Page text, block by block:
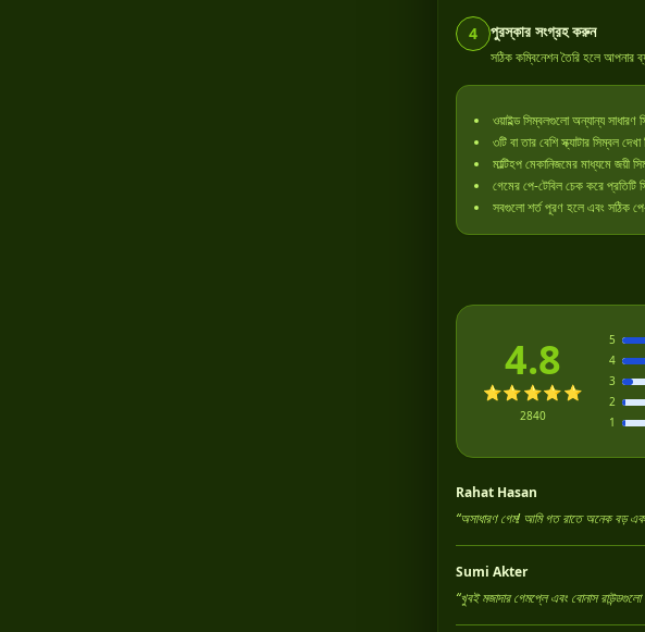
4 পুরস্কার সংগ্রহ করুন
সঠিক কম্বিনেশন তৈরি হলে আপনার
ওয়াইল্ড সিম্বলগুলো অন্যান্য সাধারণ
৩টি বা তার বেশি স্ক্যাটার সিম্বল
মাল্টিহপ মেকানিজমের মাধ্যমে
গেমের পে-টেবিল চেক করে প্রতিটি
সবগুলো শর্ত পূরণ হলে এবং সঠিক
4.8
⭐⭐⭐⭐⭐
2840
5
4
3
2
1
Rahat Hasan
“অসাধারণ গেম! আমি গত রাতে অনেক বড়
Sumi Akter
“খুবই মজাদার গেমপ্লে এবং বোনাস